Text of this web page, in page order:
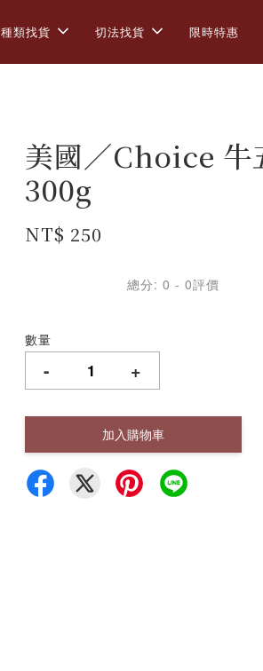
種類找貨 切法找貨 限時特惠
美國／Choice 牛
300g
NT$ 250
總分:0 -0評價
數量
- +
加入購物車